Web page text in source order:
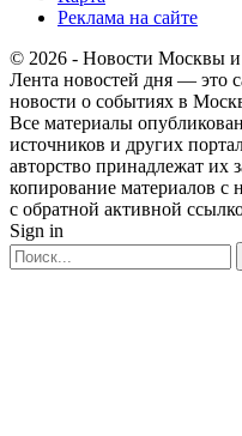
Реклама на сайте
© 2026 - Новости Москвы
Лента новостей дня — это
новости о событиях в
Все материалы
источников и других
авторство принадлежат
копирование материалов с
с обратной активной
Sign in